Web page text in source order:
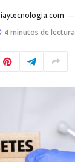
4 minutos de lectura